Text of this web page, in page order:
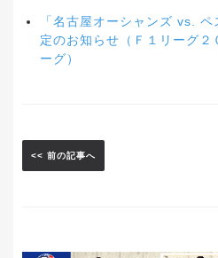
「名古屋オーシャンズ vs.
定のお知らせ（Ｆ１リーグ２
ーグ）
<< 前の記事へ